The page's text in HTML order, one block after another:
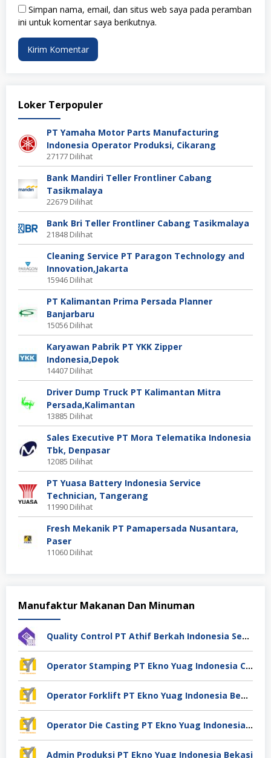
Simpan nama, email, dan situs web saya pada peramban
ini untuk komentar saya berikutnya.
Loker Terpopuler
PT Yamaha Motor Parts Manufacturing
Indonesia Operator Produksi, Cikarang
27177 Dilihat
Bank Mandiri Teller Frontliner Cabang
Tasikmalaya
22679 Dilihat
Bank Bri Teller Frontliner Cabang Tasikmalaya
21848 Dilihat
Cleaning Service PT Paragon Technology and
Innovation,Jakarta
15946 Dilihat
PT Kalimantan Prima Persada Planner
Banjarbaru
15056 Dilihat
Karyawan Pabrik PT YKK Zipper
Indonesia,Depok
14407 Dilihat
Driver Dump Truck PT Kalimantan Mitra
Persada,Kalimantan
13885 Dilihat
Sales Executive PT Mora Telematika Indonesia
Tbk, Denpasar
12085 Dilihat
PT Yuasa Battery Indonesia Service
Technician, Tangerang
11990 Dilihat
Fresh Mekanik PT Pamapersada Nusantara,
Paser
11060 Dilihat
Manufaktur Makanan Dan Minuman
Quality Control PT Athif Berkah Indonesia Semarang
Operator Stamping PT Ekno Yuag Indonesia Cikarang
Operator Forklift PT Ekno Yuag Indonesia Bekasi
Operator Die Casting PT Ekno Yuag Indonesia Bekasi
Admin Produksi PT Ekno Yuag Indonesia Bekasi